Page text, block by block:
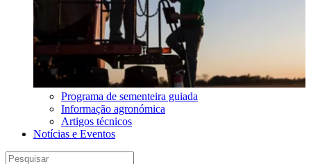
Programa de sementeira guiada
Informação agronómica
Artigos técnicos
Notícias e Eventos